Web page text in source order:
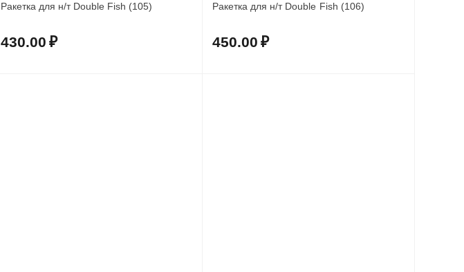
Ракетка для н/т Double Fish (105)
430.00 ₽
Ракетка для н/т Double Fish (106)
450.00 ₽